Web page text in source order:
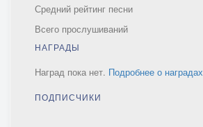
Средний рейтинг песни
Всего прослушиваний
НАГРАДЫ
Наград пока нет. Подробнее о наградах
ПОДПИСЧИКИ